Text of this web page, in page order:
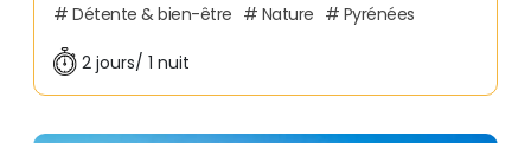
Détente & bien-être
Nature Pyrénées
2 jours/ 1 nuit